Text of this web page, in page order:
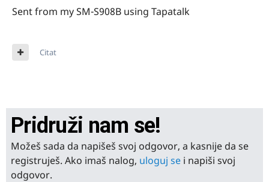
Sent from my SM-S908B using Tapatalk
Citat
Pridruži nam se!
Možeš sada da napišeš svoj odgovor, a kasnije da se
registruješ. Ako imaš nalog, uloguj se i napiši svoj
odgovor.